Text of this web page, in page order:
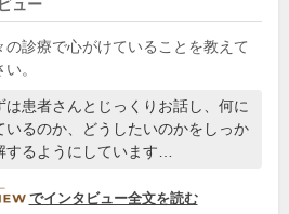
ュー
の診療で心がけていることを教えて
い。
は患者さんとじっくりお話し、何に
いるのか、どうしたいのかをしっか
するようにしています…
DOCTORVIEW
でインタビュー全文を読む